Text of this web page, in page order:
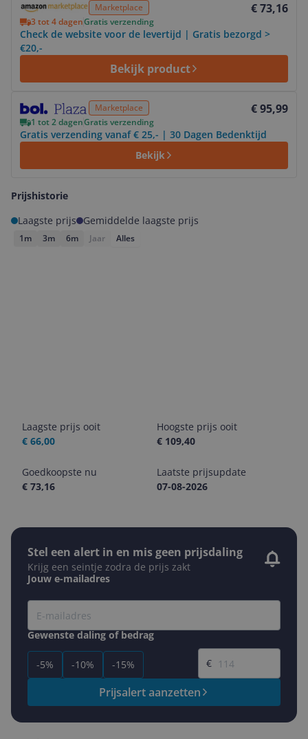
Marketplace € 73,16
3 tot 4 dagenGratis verzending
Check de website voor de levertijd | Gratis bezorgd >
€20,-
Bekijk product
Marketplace € 95,99
1 tot 2 dagenGratis verzending
Gratis verzending vanaf € 25,- | 30 Dagen Bedenktijd
Bekijk
Prijshistorie
Laagste prijs
Gemiddelde laagste prijs
1m 3m 6m Jaar Alles
Laagste prijs ooit
€ 66,00
Hoogste prijs ooit
€ 109,40
Goedkoopste nu
€ 73,16
Laatste prijsupdate
07-08-2026
Stel een alert in en mis geen prijsdaling
Krijg een seintje zodra de prijs zakt
Jouw e-mailadres
Gewenste daling of bedrag
-5% -10% -15%
Gewenste prijs
€
Prijsalert aanzetten